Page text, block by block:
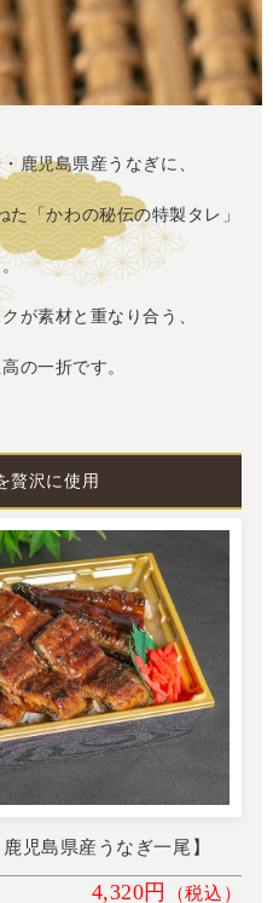
鹿児島県産うなぎに、
「かわの秘伝の特製タレ」
が素材と重なり合う、
の一折です。
贅沢に使用
児島県産うなぎ一尾】
4,320円 （税込）